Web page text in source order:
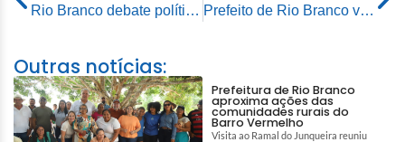
Rio Branco debate políticas públicas da água no 1º Encontro de Municípios pela Água
Prefeito de Rio Branco visita Policlínica Barral y Barral e reforça investimentos na saúde de Rio Branco
Outras notícias:
Prefeitura de Rio Branco
aproxima ações das
comunidades rurais do
Barro Vermelho
Visita ao Ramal do Junqueira reuniu